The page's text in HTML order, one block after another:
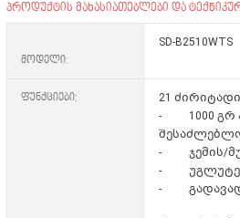
პროდუქტის მახასიათებლები და
მოდელი:
SD-B2510WTS
ფუნქციები:
21
- 1000 გრ
- ჯემის/
-
-